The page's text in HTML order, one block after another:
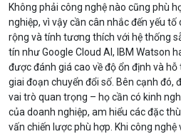
Không phải công nghệ nào cũng phù
nghiệp, vì vậy cần cân nhắc đến yếu
rộng và tính tương thích với hệ thống
tín như Google Cloud AI, IBM Watson
được đánh giá cao về độ ổn định và
giai đoạn chuyển đổi số. Bên cạnh đó,
vai trò quan trọng – họ cần có kinh
của doanh nghiệp, am hiểu các đặc
vấn chiến lược phù hợp. Khi công